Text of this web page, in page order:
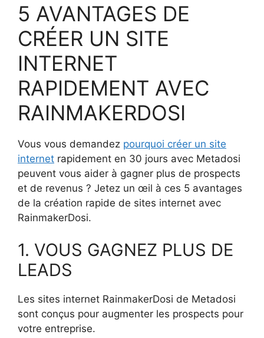
5 AVANTAGES DE
CRÉER UN SITE
INTERNET
RAPIDEMENT AVEC
RAINMAKERDOSI
Vous vous demandez pourquoi créer un site
internet rapidement en 30 jours avec Metadosi
peuvent vous aider à gagner plus de prospects
et de revenus ? Jetez un œil à ces 5 avantages
de la création rapide de sites internet avec
RainmakerDosi.
1. VOUS GAGNEZ PLUS DE
LEADS
Les sites internet RainmakerDosi de Metadosi
sont conçus pour augmenter les prospects pour
votre entreprise.